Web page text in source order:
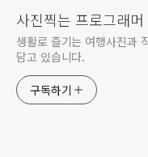
사진찍는 프로그래머
생활로 즐기는 여행사진과
담고 있습니다.
구독하기